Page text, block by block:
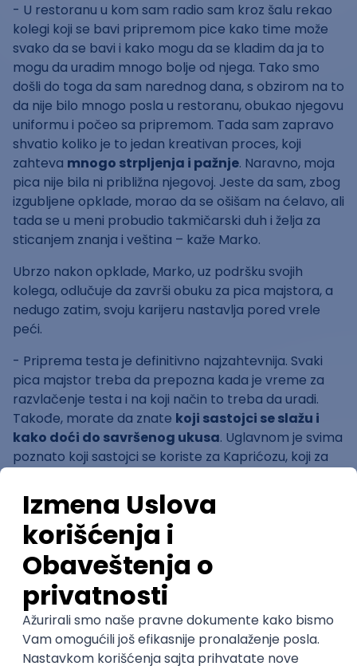
- U restoranu u kom sam radio sam kroz šalu rekao
kolegi koji se bavi pripremom pice kako time može
svako da se bavi i kako mogu da se kladim da ja to
mogu da uradim mnogo bolje od njega. Tako smo
došli do toga da sam narednog dana, s obzirom na to
da nije bilo mnogo posla u restoranu, obukao njegovu
uniformu i počeo sa pripremom. Tada sam zapravo
shvatio koliko je to jedan kreativan proces, koji
zahteva mnogo strpljenja i pažnje. Naravno, moja
pica nije bila ni približna njegovoj. Jeste da sam, zbog
izgubljene opklade, morao da se ošišam na ćelavo, ali
tada se u meni probudio takmičarski duh i želja za
sticanjem znanja i veština – kaže Marko.
Ubrzo nakon opklade, Marko, uz podršku svojih
kolega, odlučuje da završi obuku za pica majstora, a
nedugo zatim, svoju karijeru nastavlja pored vrele
peći.
- Priprema testa je definitivno najzahtevnija. Svaki
pica majstor treba da prepozna kada je vreme za
razvlačenje testa i na koji način to treba da uradi.
Takođe, morate da znate koji sastojci se slažu i
kako doći do savršenog ukusa. Uglavnom je svima
poznato koji sastojci se koriste za Kaprićozu, koji za
da ti sastojci budu kvalitetni. Često me ljudi pitaju koja
je tajna, kako uspevam da napravim tako dobru picu,
a ja im odgovorim da tajne nema,
iskustvo
– ističe Marko.
Dok pica i dalje ostaje omiljeni obrok širom sveta,
retko ko je upoznat sa uslovima rada jednog
majstora koji se bavi njenom pripremom. Priča našeg
sagovonika nudi nam širu sliku o ovom zanatu, a
mnogima može i da pomogne da shvate da li je ovaj